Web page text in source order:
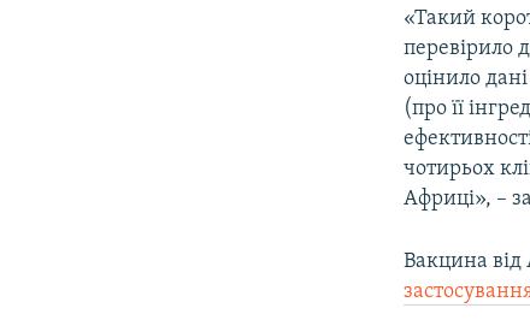
«Такий
перевірило
оцінило
(про її
чотирьох
Африці», –
Вакцина від